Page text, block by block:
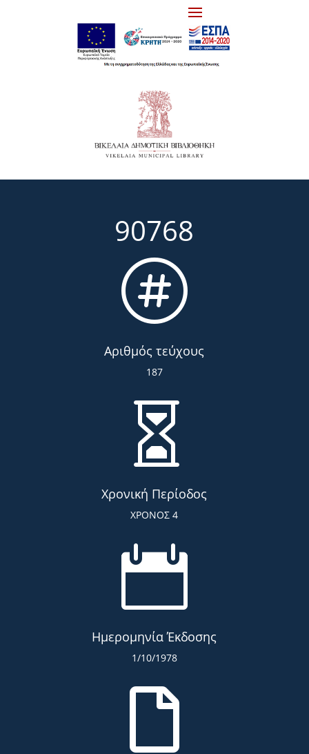
90768

Αριθμός τεύχους
187

Χρονική Περίοδος
ΧΡΟΝΟΣ 4

Ημερομηνία Έκδοσης
1/10/1978
